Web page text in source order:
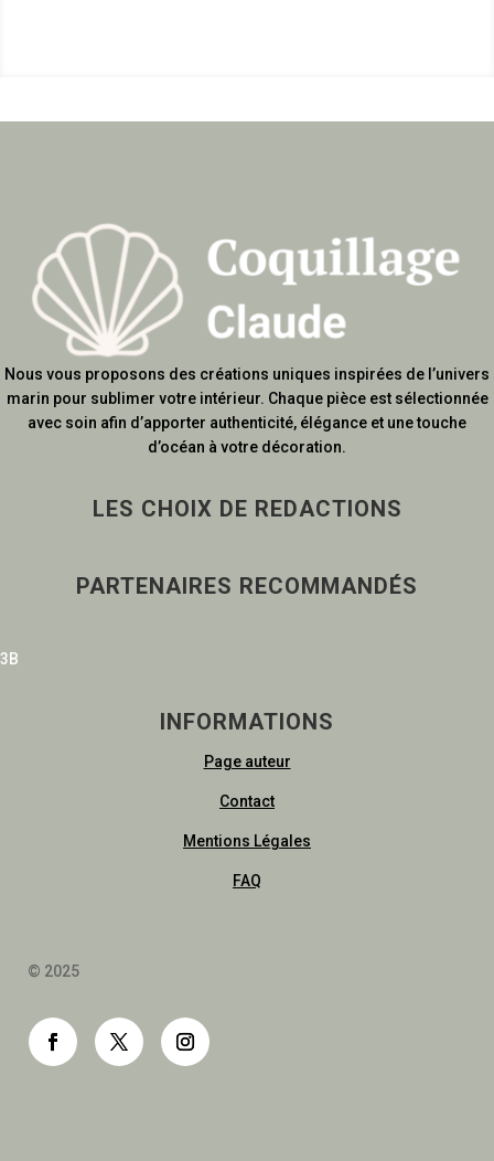
Nous vous proposons des créations uniques inspirées de l’univers
marin pour sublimer votre intérieur. Chaque pièce est sélectionnée
avec soin afin d’apporter authenticité, élégance et une touche
d’océan à votre décoration.
LES CHOIX DE REDACTIONS
PARTENAIRES RECOMMANDÉS
3B
INFORMATIONS
Page auteur
Contact
Mentions Légales
FAQ
© 2025